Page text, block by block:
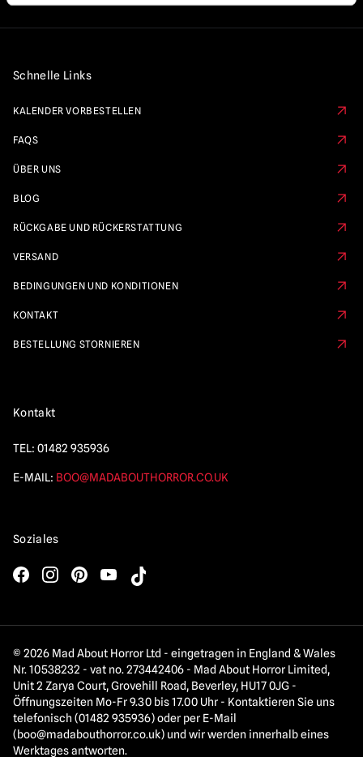
Schnelle Links
KALENDER VORBESTELLEN
FAQS
ÜBER UNS
BLOG
RÜCKGABE UND RÜCKERSTATTUNG
VERSAND
BEDINGUNGEN UND KONDITIONEN
KONTAKT
BESTELLUNG STORNIEREN
Kontakt
TEL: 01482 935936
E-MAIL: BOO@MADABOUTHORROR.CO.UK
Soziales
© 2026 Mad About Horror Ltd - eingetragen in England & Wales
Nr. 10538232 - vat no. 273442406 - Mad About Horror Limited,
Unit 2 Zarya Court, Grovehill Road, Beverley, HU17 0JG -
Öffnungszeiten Mo-Fr 9.30 bis 17.00 Uhr - Kontaktieren Sie uns
telefonisch (01482 935936) oder per E-Mail
(boo@madabouthorror.co.uk) und wir werden innerhalb eines
Werktages antworten.